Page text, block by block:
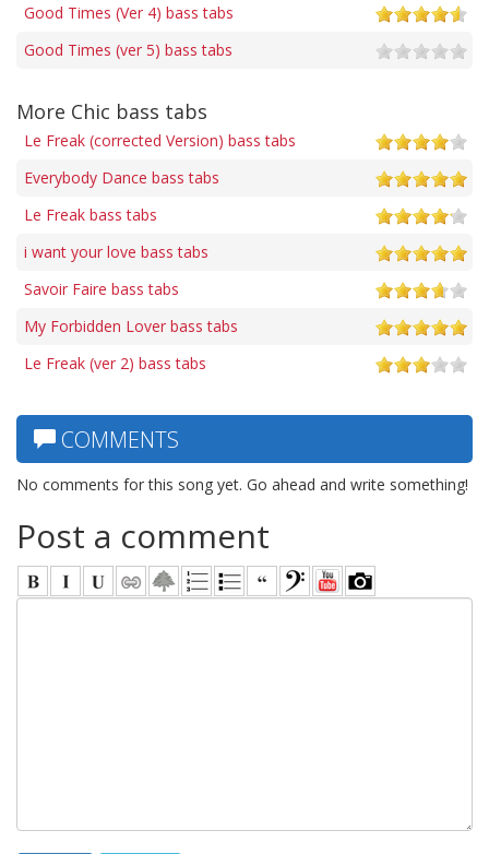
Good Times (Ver 4) bass tabs
Good Times (ver 5) bass tabs
More Chic bass tabs
Le Freak (corrected Version) bass tabs
Everybody Dance bass tabs
Le Freak bass tabs
i want your love bass tabs
Savoir Faire bass tabs
My Forbidden Lover bass tabs
Le Freak (ver 2) bass tabs
COMMENTS
No comments for this song yet. Go ahead and write something!
Post a comment